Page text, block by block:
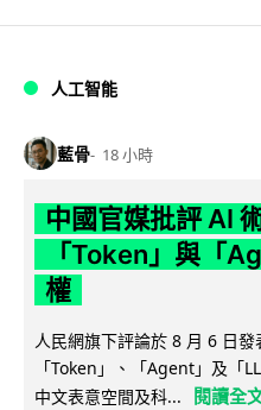
人工智能
藍骨 18 小時
中國官媒批評 AI
「Token」與「
權
人民網旗下評論於 8 月 6 日
「Token」、「Agent」及「
中文表意空間及科...
閱讀全